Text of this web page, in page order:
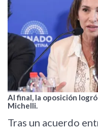
Al final, la oposición
Michelli.
Tras un acuerdo